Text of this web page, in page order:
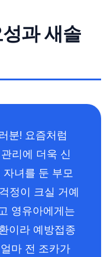
과 새솔
분! 요즘처럼
리에 더욱 신
녀를 둔 부모
정이 크실 거예
영유아에게는
이라 예방접종
마 전 조카가